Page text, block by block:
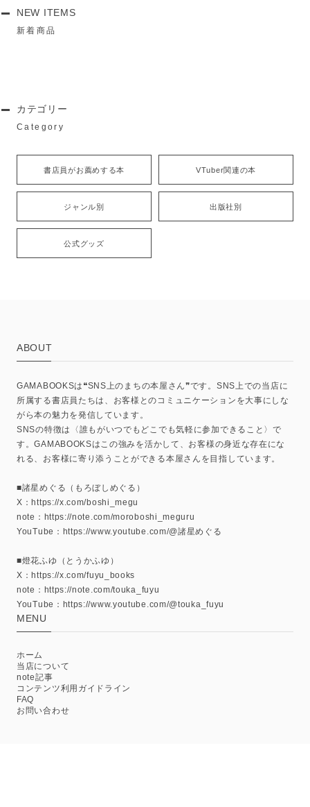
NEW ITEMS
新着商品
カテゴリー
Category
書店員がお薦めする本 VTuber関連の本
ジャンル別 出版社別
公式グッズ
ABOUT
GAMABOOKSは❝SNS上のまちの本屋さん❞です。SNS上での当店に
所属する書店員たちは、お客様とのコミュニケーションを大事にしな
がら本の魅力を発信しています。
SNSの特徴は〈誰もがいつでもどこでも気軽に参加できること〉で
す。GAMABOOKSはこの強みを活かして、お客様の身近な存在にな
れる、お客様に寄り添うことができる本屋さんを目指しています。
■諸星めぐる（もろぼしめぐる）
X：https://x.com/boshi_megu
note：https://note.com/moroboshi_meguru
YouTube：https://www.youtube.com/@諸星めぐる
■燈花ふゆ（とうかふゆ）
X：https://x.com/fuyu_books
note：https://note.com/touka_fuyu
YouTube：https://www.youtube.com/@touka_fuyu
MENU
ホーム
当店について
note記事
コンテンツ利用ガイドライン
FAQ
お問い合わせ